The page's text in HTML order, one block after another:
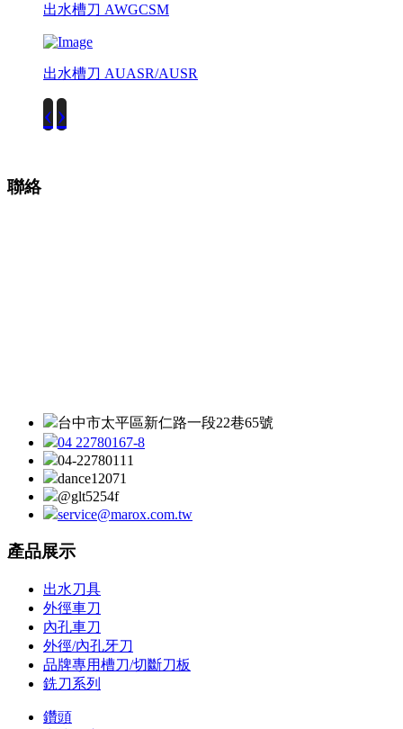
出水槽刀 AWGCSM
出水槽刀 AUASR/AUSR
‹ ›
聯絡
台中市太平區新仁路一段22巷65號
04 22780167-8
04-22780111
dance12071
@glt5254f
service@marox.com.tw
產品展示
出水刀具
外徑車刀
內孔車刀
外徑/內孔牙刀
品牌專用槽刀/切斷刀板
銑刀系列
鑽頭